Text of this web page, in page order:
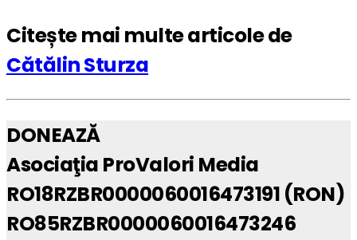
Citește mai multe articole de
Cătălin Sturza
DONEAZĂ
Asociaţia ProValori Media
RO18RZBR0000060016473191 (RON)
RO85RZBR0000060016473246